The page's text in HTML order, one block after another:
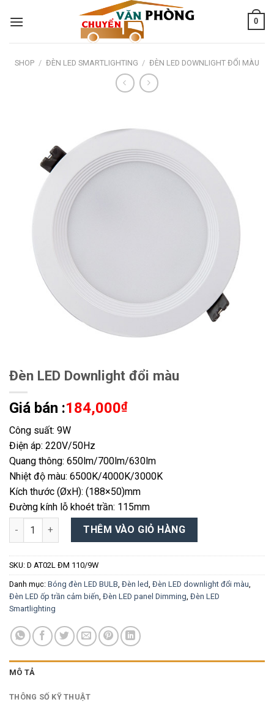
0
SHOP / ĐÈN LED SMARTLIGHTING / ĐÈN LED DOWNLIGHT ĐỔI MÀU
Đèn LED Downlight đổi màu
Giá bán :184,000₫
Công suất: 9W
Điện áp: 220V/50Hz
Quang thông: 650lm/700lm/630lm
Nhiệt độ màu: 6500K/4000K/3000K
Kích thước (ØxH): (188×50)mm
Đường kính lỗ khoét trần: 115mm
Đèn LED Downlight đổi màu số lượng
THÊM VÀO GIỎ HÀNG
SKU: D AT02L ĐM 110/9W
Danh mục: Bóng đèn LED BULB Đèn led Đèn LED downlight đổi màu
Đèn LED ốp trần cảm biến Đèn LED panel Dimming Đèn LED
Smartlighting
MÔ TẢ
THÔNG SỐ KỸ THUẬT